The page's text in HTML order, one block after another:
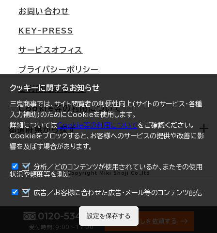
まとめて資料請求
0120-534-011
受付時間：9:00〜17:00
オフィス探しを依頼する
クッキーに関するお知らせ
三鬼商事では、サイト閲覧者の利便性向上(サイトのサービス・各種
入力補助)のためにCookieを使用します。
詳細についてはCookie等の利用についてをご確認ください。
Cookieをブロックすると、お客様へのサービスの提供や改善に影
響を及ぼす場合があります。
分析／どのコンテンツが使用されているか、またその使用
状況や頻度等を測定
広告／お客様に合わせた広告・メール等のコンテンツ配信
設定を保存する
オフィス移転Q&A
大阪
名古屋
札幌
仙台
横浜
福岡
オフィスリポート
ログイン
お問い合わせ
KEY-PRESS
サービスオフィス
プライバシーポリシー
ご利用にあたって
Cookie等の利用について
都道府県から探す
北海道
青森県
宮城県
Copyright Miki Shoji Co.,ltd